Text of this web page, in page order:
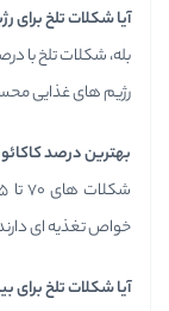
آیا شکلات تلخ
بله، شکلات تلخ با
رژیم های غذایی
بهترین درصد
خواص تغذیه ای
آیا شکلات تلخ برای